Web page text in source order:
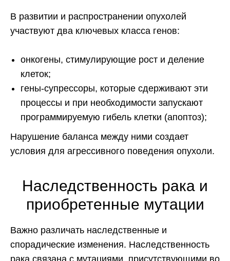
В развитии и распространении опухолей
участвуют два ключевых класса генов:
онкогены, стимулирующие рост и деление
клеток;
гены-супрессоры, которые сдерживают эти
процессы и при необходимости запускают
программируемую гибель клетки (апоптоз);
Нарушение баланса между ними создает
условия для агрессивного поведения опухоли.
Наследственность рака и
приобретенные мутации
Важно различать наследственные и
спорадические изменения. Наследственность